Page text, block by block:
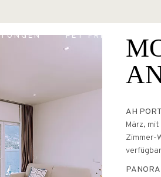
PET FRIENDLY
AH
März, mit
Zimmer-